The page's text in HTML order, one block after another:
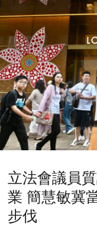
立法會議員
業 簡慧敏冀
步伐